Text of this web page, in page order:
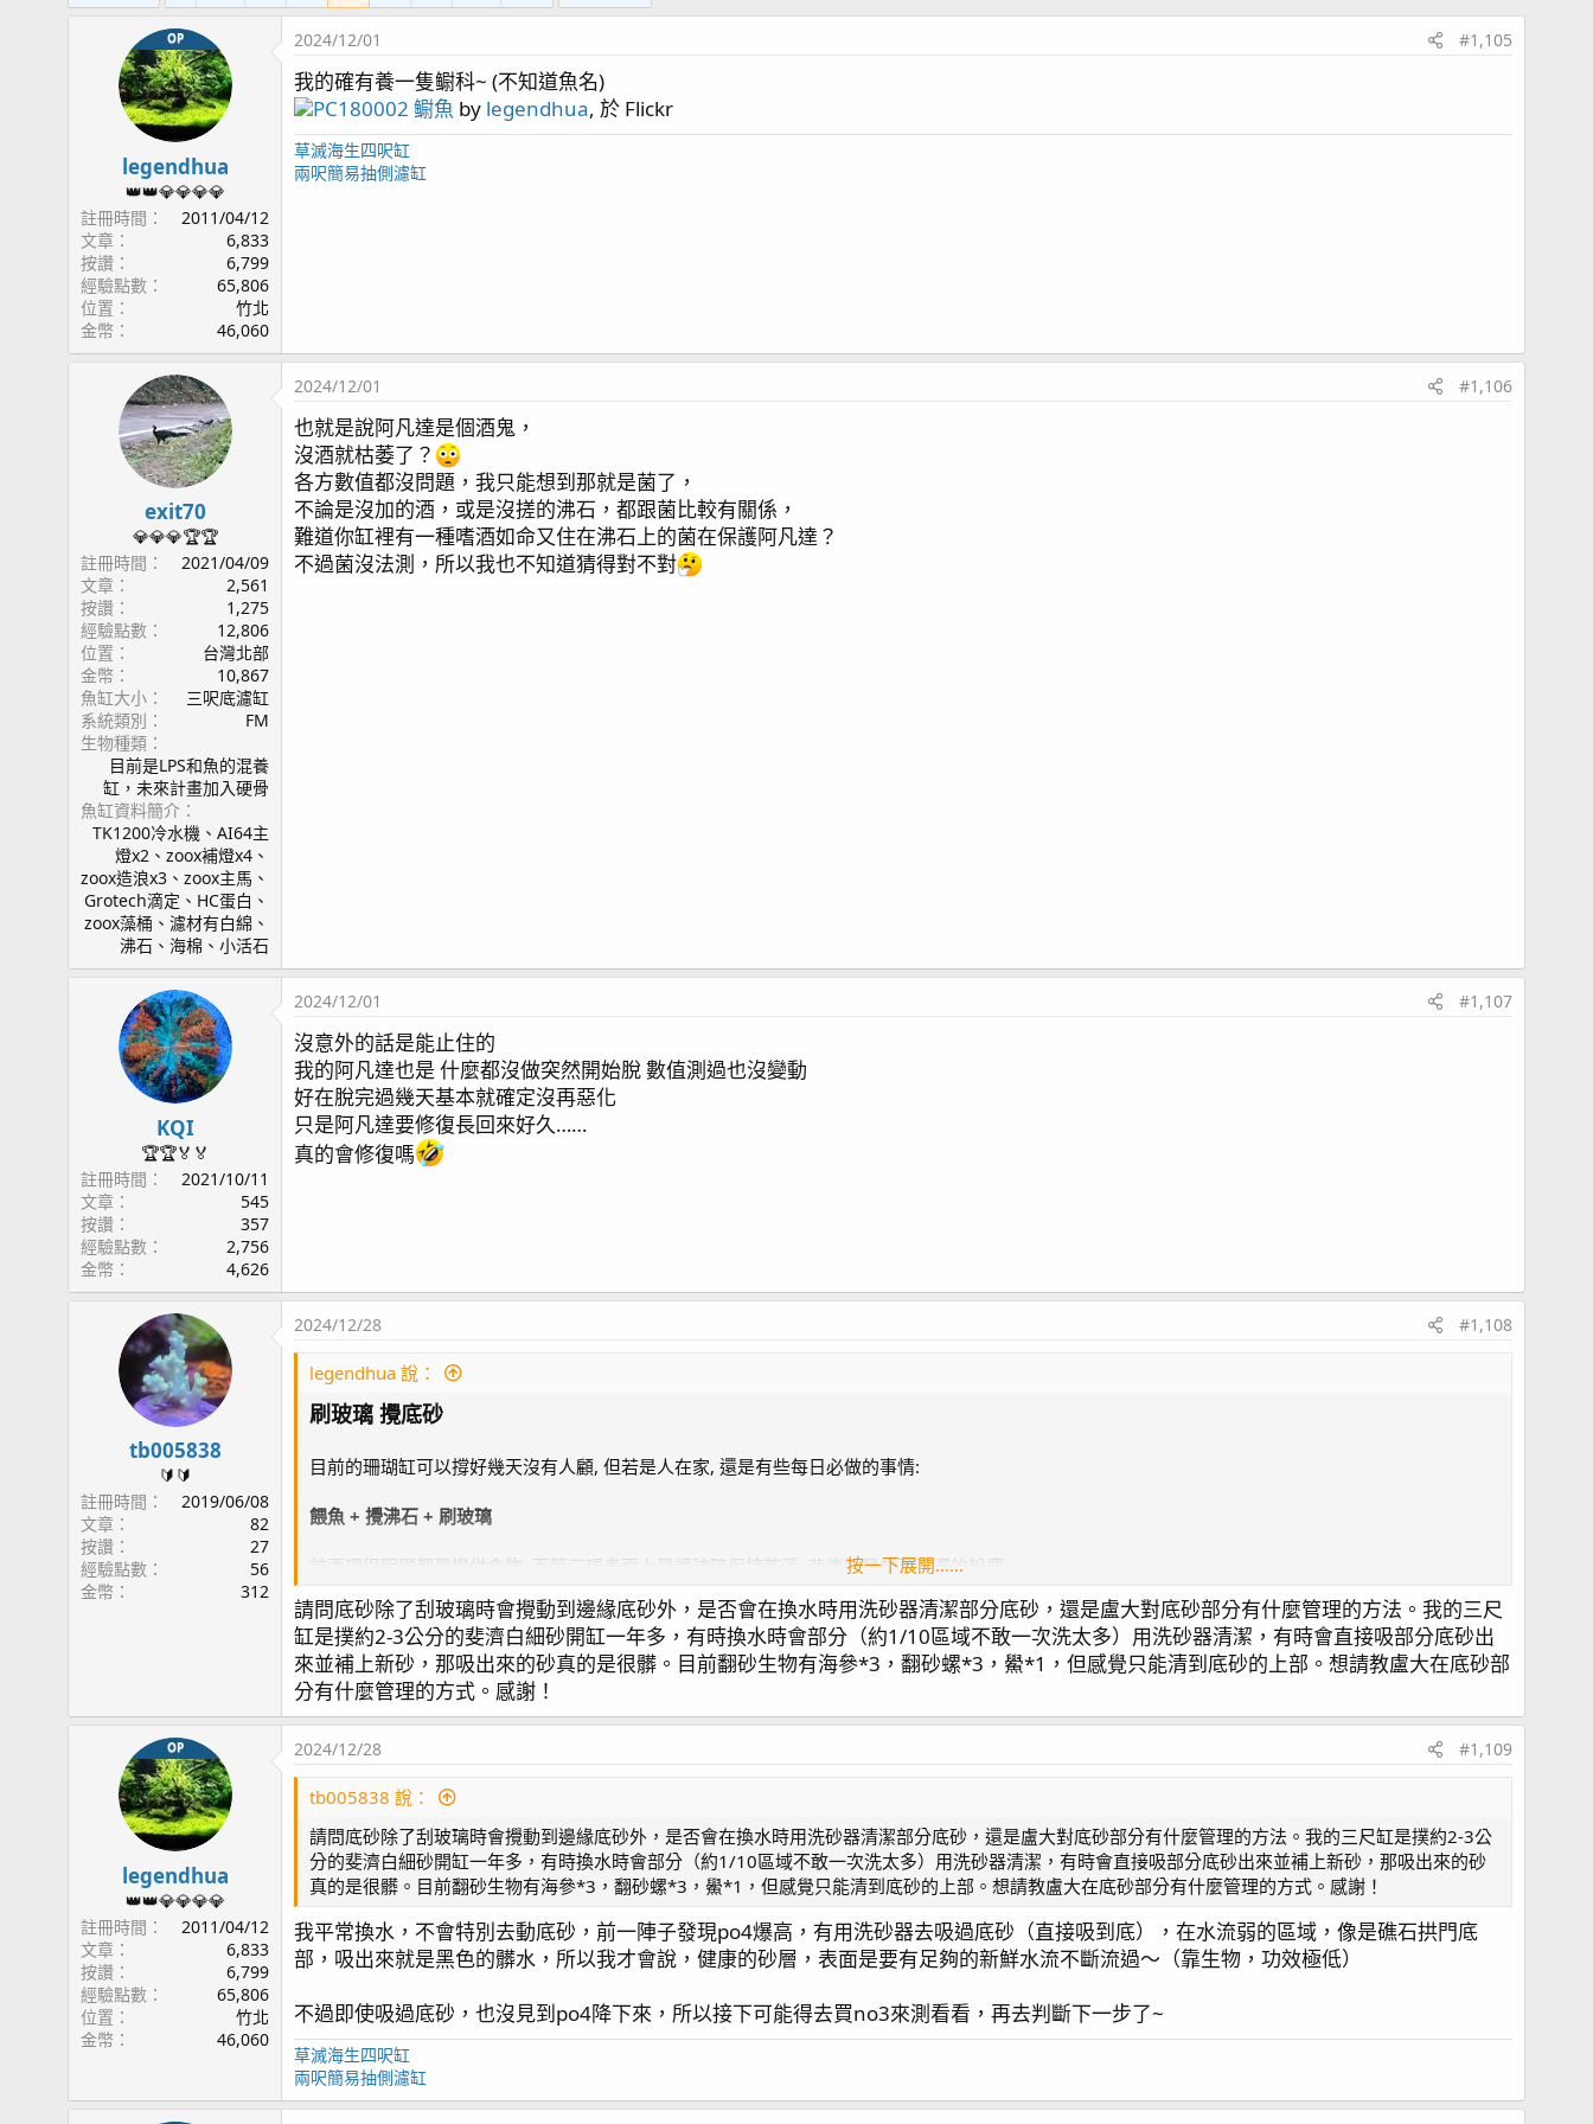
Simalai 4頭滴定 *2 , RedSea 4頭滴定 *1
監測:KHGKHA
燈具:AD2 T5*2, AI 52HD*3,HME Block2*1 , AI Blade *2
藻桶: Tunze 3181
沸石桶: HC 外置式超音波沸石桶
反應器: AQUA MEDI multi reactor S (GFO & 活性碳)
溫控: 分離式冷水機
生物系統: AquaForest
停電方案: UPS (APC BE550G) + 打氣機 (Ehiem air pump400)
[文章聯結]
page1 啟動
page4 除水面油墨 - WAV設定
page6 魚蝦資料登入 / 橘點蝦虎(1)
page7 硬骨記錄(1) / 鼻涕戰爭 / 加菜囉!(假綿羊蝦幼蝦)
page8 食藻蟹 / 滿月更新 / 一夜白頭
page9 補水設備 / 停電方案 / 蛋白機設置 / 沸石桶設置
page10 ORP 與 PH / 白砂清潔工 橘點蝦虎(2)
page11 淨身工廠開張!清潔蝦 / 硬骨記錄(2) / 鼻涕戰爭 (Dino) 結束 / 滿兩個月
page12 Olympus TG-6 小試身手 / green Acropora sp.(1) / 紅火蟻 / 滿三個月 / 假綿羊蝦幼蝦
page13 燈架規劃 / 白點
page14 沸石桶 / 滿四個月
page15 晨間餵食 / 滿五個月
page16 滿半年
page17 滿七個月 / 新進弟兄 - 公子小丑(1) / KHG & APEX 結合
page18 新進弟兄 - 公子小丑(2) / 新進弟兄 - 公子小丑 (3) / 滿八個月更新 / KHG 升級 / 燈具更新
page19 硬骨記錄(3) / NANA(1) / 隱藏區 / 九個月更新
page20 藍眼海金魚陣亡 / 寄居蟹噴發 / 噴發大樓 / 十個月更新
page21 影片紀錄/ 紅奶嘴(1) / 第四種噴發生物 / 榔頭(1) / Acropora Valida(1) / green Acropora sp.(2)
page22 十一個月更新 / 糖果腦(1) / 滿周歲
page23 綠長支(1) / 硬骨記錄(4)
page24 一年一個月更新 / HANNA HI736 (PO4蛋機) / Simalai 4頭滴定 / 造流說明 / 藍腳寄居蟹(1)
page25 橘子 / 美國草莓陣亡
page26 藍腳寄居蟹(2) / 新進弟兄 - 公子小丑(4)
page27 一年兩個月更新 / 生物記錄
page28 一年三個月更新 / 鈕扣心得
page29 一年四個月 / 一年五個月 / 食藻螺噴卵
page31 一年半 / 骨綠色 / 一年七個月
page32 一年八個月更新 / 魚缸邊條 / 一年九個月更新 / 陽隧足噴發
page33 紅奶嘴成長記錄(2) / 一年十個月更新 / UNI700 損壞 / APEX Energy8
page34 糖果腦記錄(2) / 一年十一個月更新 / APEX WAV 罷工 / APEX EB832 不供電 / Kraken DC-6500 金屬墊片破掉
page35 TG6 / AI Nero5
page36 浮淺
page37 燈罩改版 / KHA粉墨登場 / 燈具斷軸
page38 KHA & KHG / 兩年三個月
page39 魚隻點名 / 黃金蝦虎遇難
page41 珊瑚骨 / Tunze 3181 藻桶
page42 魚隻損失 / 雙蛙之舞
page43 Sony A7C / 雙骨PK戰
page44 近況影片/ 五爪貝的劫難 / 紅奶嘴海葵噴精 / 珊瑚打架
page45 草莓蛋糕
page46 奶嘴再分裂 / T5 預熱安定器損毀 / 粉藍登場
page47 垃圾海葵去除方案
page48 橘子 / 花園鰻
page49 鈕扣起泡 - 日出櫻花 / 缸內近況
page50 榔頭珊瑚
page51 微量元素 / 影片
page52 珊瑚打架 / 綠長支
page54 Olympus TG6 / 綠長支倒塌
page56 餵食 / 新片上架 / 草莓蛋糕(2) / 榔頭珊瑚(2)
page57 紅薑 / 拆骨
page58 隱藏區/ Acropora sp.生長記錄(3) / 燈光設定
page59 紅單包 / 溫度漲停板 / 雷達
page60 每日晨間餵食秀 / 金線蝦虎 / Tank Update(video) / 虎耳吞扣
page61 紅薑
page62 側濾缸系統 / 黃藍雙吊
page63 紅奶嘴噴精 again
page64 橘子也是會受傷
page67 神奇沸石
page68 陽隧足噴發 / 虎耳 / Tank Update(video)
page70 大刀一砍 綠長支
page71 KH走勢 / TG6 再次上場 / 聖金榔頭
page72 Quantum Meter MQ-510
page74 Tank Update(video) / 夜間骨
y
OP
legendhua
👑👑💎💎💎💎
註冊時間
2011/04/12
文章
6,833
按讚
6,799
經驗點數
65,806
位置
竹北
金幣
46,060
2024/12/01 #1,105
我的確有養一隻鳚科~ (不知道魚名)
PC180002 鳚魚 by legendhua, 於 Flickr
草滅海生四呎缸
兩呎簡易抽側濾缸
exit70
💎💎💎🏆🏆
註冊時間
2021/04/09
文章
2,561
按讚
1,275
經驗點數
12,806
位置
台灣北部
金幣
10,867
魚缸大小
三呎底濾缸
系統類別
FM
生物種類
目前是LPS和魚的混養
缸，未來計畫加入硬骨
魚缸資料簡介
TK1200冷水機、AI64主
燈x2、zoox補燈x4、
zoox造浪x3、zoox主馬、
Grotech滴定、HC蛋白、
zoox藻桶、濾材有白綿、
沸石、海棉、小活石
2024/12/01 #1,106
也就是說阿凡達是個酒鬼，
沒酒就枯萎了？
各方數值都沒問題，我只能想到那就是菌了，
不論是沒加的酒，或是沒搓的沸石，都跟菌比較有關係，
難道你缸裡有一種嗜酒如命又住在沸石上的菌在保護阿凡達？
不過菌沒法測，所以我也不知道猜得對不對
KQI
🏆🏆🏅🏅
註冊時間
2021/10/11
文章
545
按讚
357
經驗點數
2,756
金幣
4,626
2024/12/01 #1,107
沒意外的話是能止住的
我的阿凡達也是 什麼都沒做突然開始脫 數值測過也沒變動
好在脫完過幾天基本就確定沒再惡化
只是阿凡達要修復長回來好久……
真的會修復嗎
tb005838
🔰🔰
註冊時間
2019/06/08
文章
82
按讚
27
經驗點數
56
金幣
312
2024/12/28 #1,108
legendhua 說：
刷玻璃 攪底砂
目前的珊瑚缸可以撐好幾天沒有人顧, 但若是人在家, 還是有些每日必做的事情:
餵魚 + 攪沸石 + 刷玻璃
前兩項很明顯都是提供食物, 而第三項表面上是讓玻璃保持乾淨, 背後則是想著混濁的粉塵,
玻璃上大部分都是刮下會成粉塵類的藻, 玻璃與底砂交接的區域,則是會形成比較不好刮偏硬的藻,
偏偏這些藻會讓魚缸顯得很髒很難看, 要是留久了, 甚至要靠刮刀來清除,
所以我都會刻意用磁刷在剛形成時就去刮除, 此時就會攪動底砂!!!
攪動多了, 也沒觀察到魚隻或是珊瑚出現甚麼異樣, 所以這就成了每日必備程序了~
底砂真的不是甚麼洪水猛獸, 操作得宜, 能讓你的系統更穩定且富饒~
按一下展開……
請問底砂除了刮玻璃時會攪動到邊緣底砂外，是否會在換水時用洗砂器清潔部分底砂，還是盧大對底砂部分有什麼管理的方法。我的三尺
缸是撲約2-3公分的斐濟白細砂開缸一年多，有時換水時會部分（約1/10區域不敢一次洗太多）用洗砂器清潔，有時會直接吸部分底砂出
來並補上新砂，那吸出來的砂真的是很髒。目前翻砂生物有海參*3，翻砂螺*3，鱟*1，但感覺只能清到底砂的上部。想請教盧大在底砂部
分有什麼管理的方式。感謝！
OP
legendhua
👑👑💎💎💎💎
註冊時間
2011/04/12
文章
6,833
按讚
6,799
經驗點數
65,806
位置
竹北
金幣
46,060
2024/12/28 #1,109
tb005838 說：
請問底砂除了刮玻璃時會攪動到邊緣底砂外，是否會在換水時用洗砂器清潔部分底砂，還是盧大對底砂部分有什麼管理的方法。我的三尺缸是撲約2-3公
分的斐濟白細砂開缸一年多，有時換水時會部分（約1/10區域不敢一次洗太多）用洗砂器清潔，有時會直接吸部分底砂出來並補上新砂，那吸出來的砂
真的是很髒。目前翻砂生物有海參*3，翻砂螺*3，鱟*1，但感覺只能清到底砂的上部。想請教盧大在底砂部分有什麼管理的方式。感謝！
我平常換水，不會特別去動底砂，前一陣子發現po4爆高，有用洗砂器去吸過底砂（直接吸到底），在水流弱的區域，像是礁石拱門底
部，吸出來就是黑色的髒水，所以我才會說，健康的砂層，表面是要有足夠的新鮮水流不斷流過～（靠生物，功效極低）
不過即使吸過底砂，也沒見到po4降下來，所以接下可能得去買no3來測看看，再去判斷下一步了~
草滅海生四呎缸
兩呎簡易抽側濾缸